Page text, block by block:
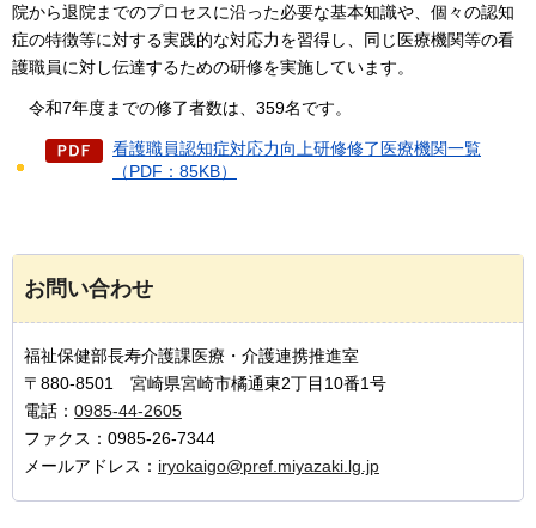
院から退院までのプロセスに沿った必要な基本知識や、個々の認知
症の特徴等に対する実践的な対応力を習得し、同じ医療機関等の看
護職員に対し伝達するための研修を実施しています。
令和7年度までの修了者数は、359名です。
看護職員認知症対応力向上研修修了医療機関一覧
（PDF：85KB）
お問い合わせ
福祉保健部長寿介護課医療・介護連携推進室
〒880-8501 宮崎県宮崎市橘通東2丁目10番1号
電話： 0985-44-2605
ファクス：0985-26-7344
メールアドレス： iryokaigo@pref.miyazaki.lg.jp